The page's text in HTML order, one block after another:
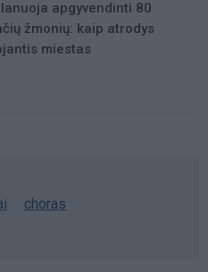
apgyvendinti 80
žmonių: kaip atrodys
miestas
choras